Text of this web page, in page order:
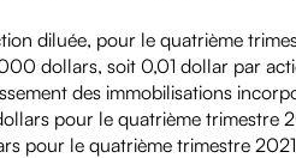
diluée, pour le quatrième
dollars, soit 0,01 dollar par
des immobilisations
pour le quatrième trimestre
pour le quatrième trimestre